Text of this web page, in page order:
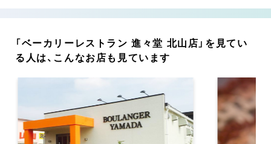
「ベーカリーレストラン 進々堂 北山店」を見てい
る人は、こんなお店も見ています